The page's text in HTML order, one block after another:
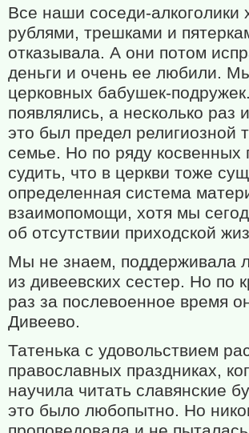
Все наши соседи-алкоголики
рублями, трешками и
отказывала. А они потом
деньги и очень ее любили.
церковных бабушек-
появлялись, а несколько раз
это был предел религиозной
семье. Но по ряду косвенных
судить, что в церкви тоже
определенная система
взаимопомощи, хотя мы
об отсутствии приходской
Мы не знаем, поддерживала
из дивеевских сестер. Но по
раз за послевоенное время
Дивеево.
Татенька с удовольствием
православных праздниках,
научила читать славянские
это было любопытно. Но